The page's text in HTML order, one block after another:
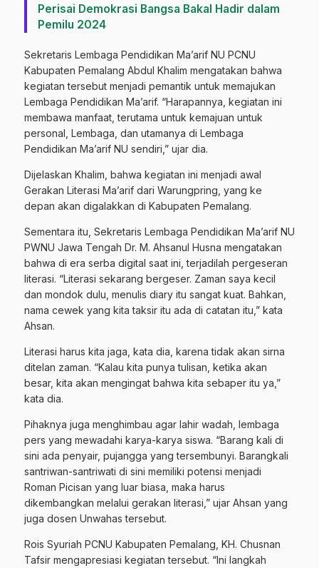
Perisai Demokrasi Bangsa Bakal Hadir dalam
Pemilu 2024
Sekretaris Lembaga Pendidikan Ma’arif NU PCNU
Kabupaten Pemalang Abdul Khalim mengatakan bahwa
kegiatan tersebut menjadi pemantik untuk memajukan
Lembaga Pendidikan Ma’arif. “Harapannya, kegiatan ini
membawa manfaat, terutama untuk kemajuan untuk
personal, Lembaga, dan utamanya di Lembaga
Pendidikan Ma’arif NU sendiri,” ujar dia.
Dijelaskan Khalim, bahwa kegiatan ini menjadi awal
Gerakan Literasi Ma’arif dari Warungpring, yang ke
depan akan digalakkan di Kabupaten Pemalang.
Sementara itu, Sekretaris Lembaga Pendidikan Ma’arif NU
PWNU Jawa Tengah Dr. M. Ahsanul Husna mengatakan
bahwa di era serba digital saat ini, terjadilah pergeseran
literasi. “Literasi sekarang bergeser. Zaman saya kecil
dan mondok dulu, menulis diary itu sangat kuat. Bahkan,
nama cewek yang kita taksir itu ada di catatan itu,” kata
Ahsan.
Literasi harus kita jaga, kata dia, karena tidak akan sirna
ditelan zaman. “Kalau kita punya tulisan, ketika akan
besar, kita akan mengingat bahwa kita sebaper itu ya,”
kata dia.
Pihaknya juga menghimbau agar lahir wadah, lembaga
pers yang mewadahi karya-karya siswa. “Barang kali di
sini ada penyair, pujangga yang tersembunyi. Barangkali
santriwan-santriwati di sini memiliki potensi menjadi
Roman Picisan yang luar biasa, maka harus
dikembangkan melalui gerakan literasi,” ujar Ahsan yang
juga dosen Unwahas tersebut.
Rois Syuriah PCNU Kabupaten Pemalang, KH. Chusnan
Tafsir mengapresiasi kegiatan tersebut. “Ini langkah